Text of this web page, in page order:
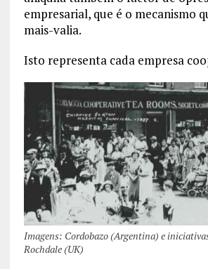
empresarial, que é o mecanismo
mais-valia.
Isto representa cada empresa
Imagens: Cordobazo (Argentina) e
Rochdale (UK)